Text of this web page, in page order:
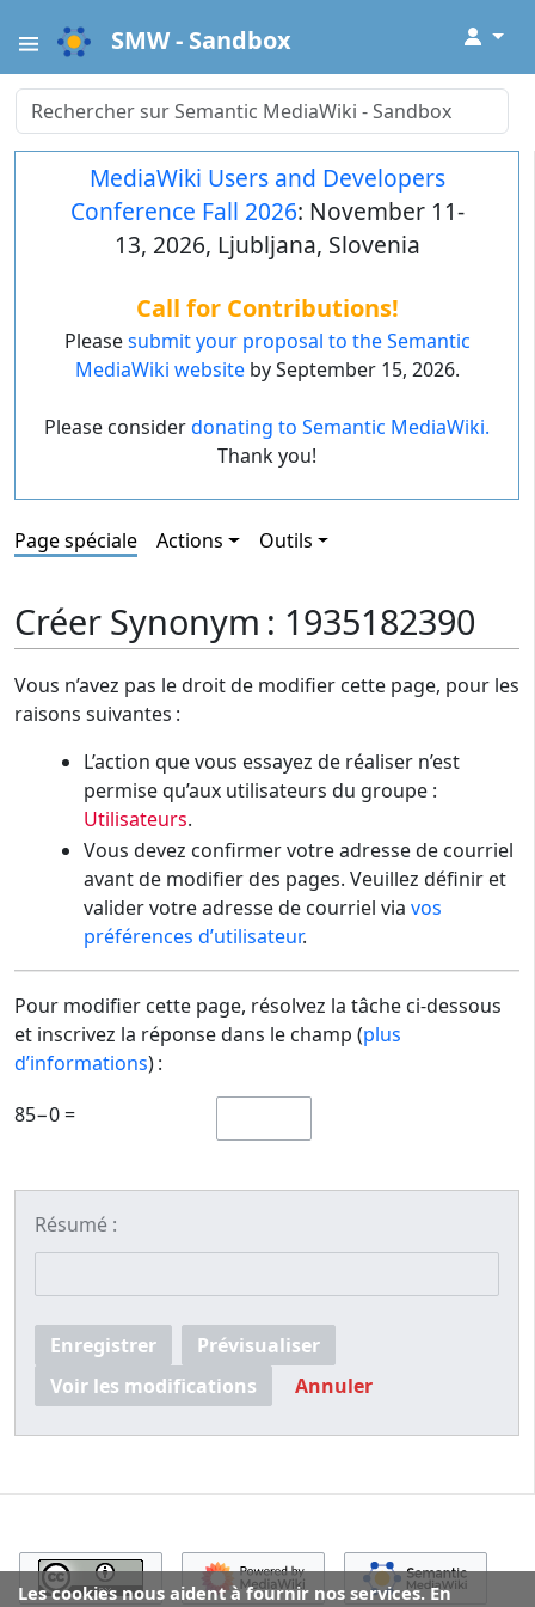
SMW - Sandbox ↓
MediaWiki Users and Developers
Conference Fall 2026: November 11-
13, 2026, Ljubljana, Slovenia
Call for Contributions!
Pleasesubmit your proposal to the Semantic
MediaWiki websiteby September 15, 2026.
Please considerdonating to Semantic MediaWiki.
Thank you!
Page spéciale Actions Outils
Créer Synonym : 1935182390
Vous n’avez pas le droit de modifier cette page, pour les
raisons suivantes :
L’action que vous essayez de réaliser n’est
permise qu’aux utilisateurs du groupe :
Utilisateurs.
Vous devez confirmer votre adresse de courriel
avant de modifier des pages. Veuillez définir et
valider votre adresse de courriel via vos
préférences d’utilisateur.
Pour modifier cette page, résolvez la tâche ci-dessous
et inscrivez la réponse dans le champ (plus
d’informations) :
85−0 =
Résumé :
Enregistrer
Prévisualiser
Voir les modifications
Annuler
Les cookies nous aident à fournir nos services. En